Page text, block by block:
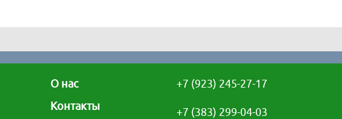
один
Белокурихи
Курортный город
Белокуриха находится в
предгорьях Алтая, и зимой
отравиться в
выбор
Алтай
Здесь
О нас
Контакты
+7 (923) 245-27-17
+7 (383) 299-04-03